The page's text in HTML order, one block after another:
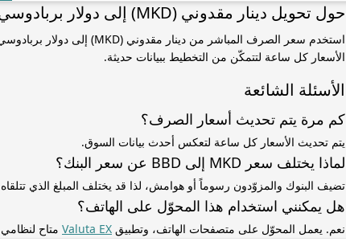
حول تحويل دينار مقدوني (MKD) إلى دولار بربادوسي (BBD)
الأسعار كل ساعة لتتمكّن من التخطيط ببيانات حديثة.
الأسئلة الشائعة
كم مرة يتم تحديث أسعار الصرف؟
يتم تحديث الأسعار كل ساعة لتعكس أحدث بيانات السوق.
لماذا يختلف سعر MKD إلى BBD عن سعر البنك؟
تضيف البنوك والمزوّدون رسوماً أو هوامش، لذا قد يختلف المبلغ الذي
هل يمكنني استخدام هذا المحوّل على الهاتف؟
نعم. يعمل المحوّل على متصفحات الهاتف، وتطبيق Valuta EX متاح لنظامي iOS وAndroid.